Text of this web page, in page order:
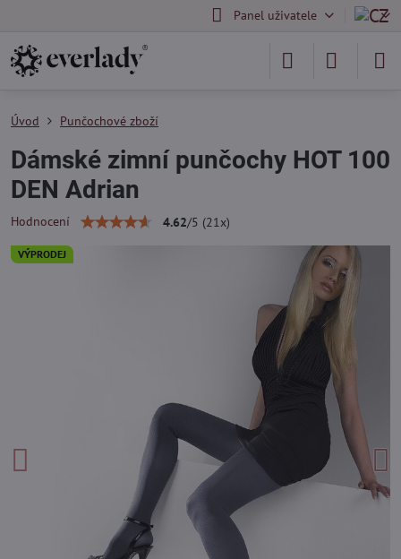
Panel uživatele
VÝPRODEJ
Úvod Punčochové zboží
Dámské zimní punčochy HOT 100
DEN Adrian
Hodnocení 4.62/5 (21 x)